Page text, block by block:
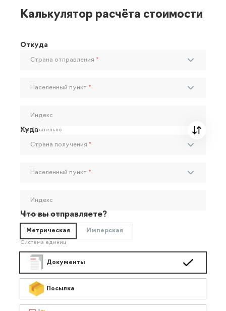
Калькулятор расчёта стоимости
Откуда
Страна отправления *
Населенный пункт *
Индекс
Необязательно
Куда
Страна получения *
Населенный пункт *
Индекс
Необязательно
Что вы отправляете?
Метрическая Имперская
Система единиц
Документы
Посылка